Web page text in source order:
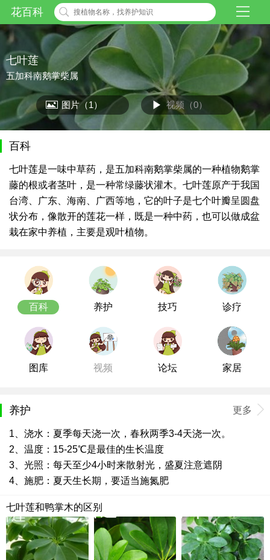
花百科
七叶莲
五加科南鹅掌柴属
图片（1） 视频（0）
百科
七叶莲是一味中草药，是五加科南鹅掌柴属的一种植物鹅掌
藤的根或者茎叶，是一种常绿藤状灌木。七叶莲原产于我国
台湾、广东、海南、广西等地，它的叶子是七个叶瓣呈圆盘
状分布，像散开的莲花一样，既是一种中药，也可以做成盆
栽在家中养植，主要是观叶植物。
百科 养护 技巧 诊疗
图库 视频 论坛 家居
养护 更多
1、浇水：夏季每天浇一次，春秋两季3-4天浇一次。
2、温度：15-25℃是最佳的生长温度
3、光照：每天至少4小时来散射光，盛夏注意遮阴
4、施肥：夏天生长期，要适当施氮肥
七叶莲和鸭掌木的区别